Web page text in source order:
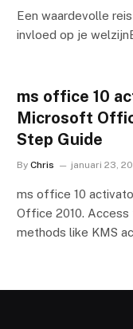
Een waardevolle
invloed op je
ms office 10
Microsoft
Step Guide
By Chris januari 23,
ms office 10
Office 2010.
methods like KMS